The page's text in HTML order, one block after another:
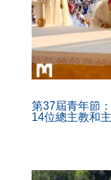
第37屆青年節
14位總主教和